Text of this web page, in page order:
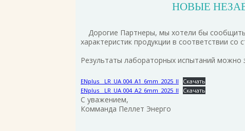
НОВЫЕ
Дорогие Партнеры, мы хотели бы
характеристик продукции в соответствии со
Результаты лабораторных испытаний можно
ENplus__LR_UA 004_A1_6mm_2025_II
Скачать
ENplus__LR_UA 004_A2_6mm_2025_II
Скачать
С уважением,
Комманда Пеллет Энерго